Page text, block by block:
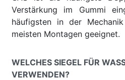
Verstärkung im Gummi
häufigsten in der
meisten Montagen geeignet.
WELCHES SIEGEL FÜR
VERWENDEN?